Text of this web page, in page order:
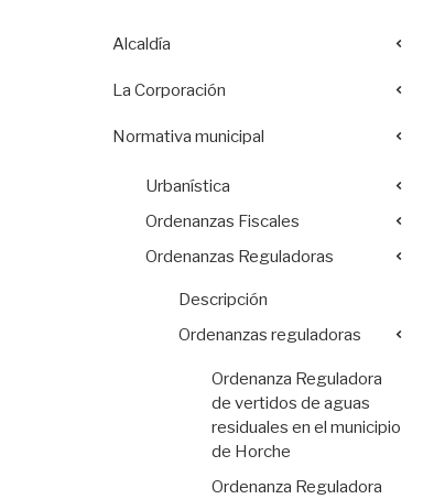
Alcaldía
La Corporación
Normativa municipal
Urbanística
Ordenanzas Fiscales
Ordenanzas Reguladoras
Descripción
Ordenanzas reguladoras
Ordenanza Reguladora
de vertidos de aguas
residuales en el municipio
de Horche
Ordenanza Reguladora